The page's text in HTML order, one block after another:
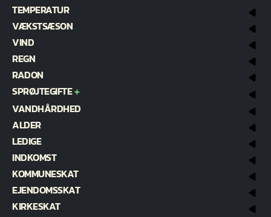
TEMPERATUR
VÆKSTSÆSON
VIND
REGN
RADON
SPRØJTEGIFTE
VANDHÅRDHED
ALDER
LEDIGE
INDKOMST
KOMMUNESKAT
EJENDOMSSKAT
KIRKESKAT